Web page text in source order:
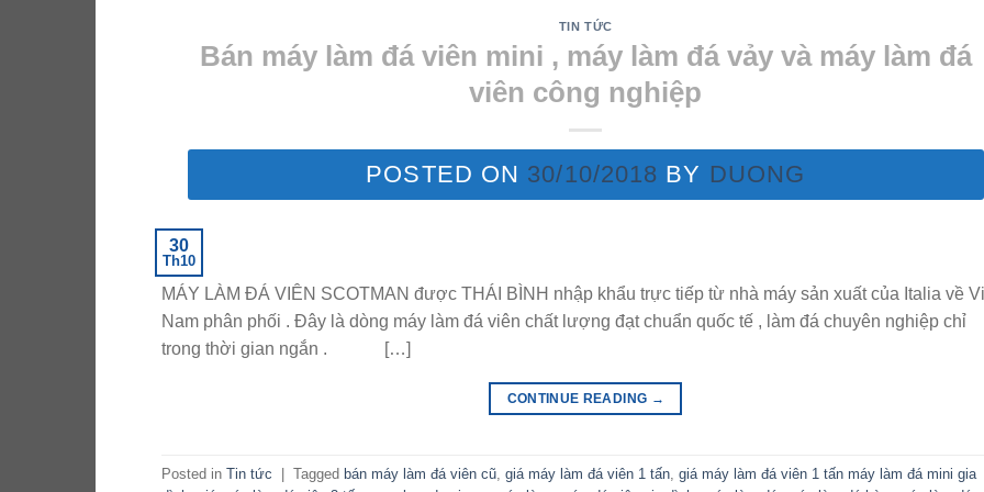
TIN TỨC
Bán máy làm đá viên mini , máy làm đá vảy và máy làm đá
viên công nghiệp
POSTED ON 30/10/2018 BY DUONG
30
Th10
MÁY LÀM ĐÁ VIÊN SCOTMAN được THÁI BÌNH nhập khẩu trực tiếp từ nhà máy sản xuất của Italia về
Nam phân phối . Đây là dòng máy làm đá viên chất lượng đạt chuẩn quốc tế , làm đá chuyên nghiệp chỉ
trong thời gian ngắn . […]
CONTINUE READING →
Posted in Tin tức | Tagged bán máy làm đá viên cũ giá máy làm đá viên 1 tấn giá máy làm đá viên 1 tấn máy làm đá mini gia